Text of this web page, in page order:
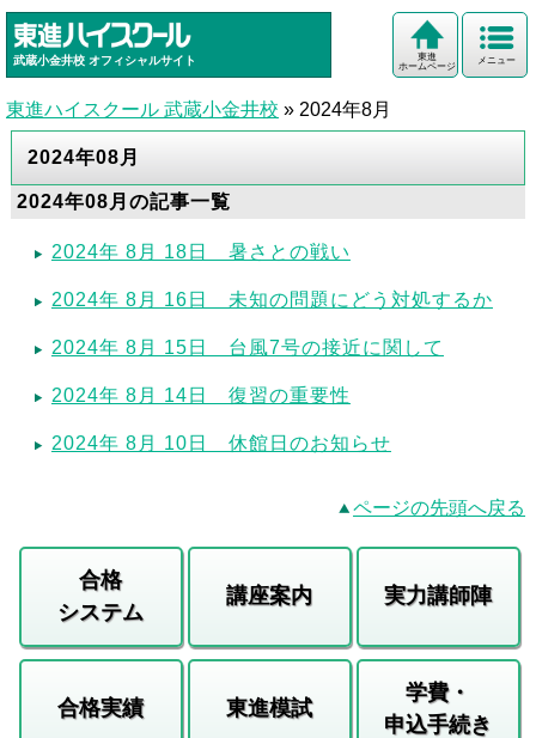
武蔵小金井校 オフィシャルサイト メニュー
東進
ホームページ
東進ハイスクール 武蔵小金井校 » 2024年8月
2024年08月
2024年08月の記事一覧
2024年 8月 18日 暑さとの戦い
2024年 8月 16日 未知の問題にどう対処するか
2024年 8月 15日 台風7号の接近に関して
2024年 8月 14日 復習の重要性
2024年 8月 10日 休館日のお知らせ
ページの先頭へ戻る
合格
システム
講座案内 実力講師陣
合格実績 東進模試
学費・
申込手続き